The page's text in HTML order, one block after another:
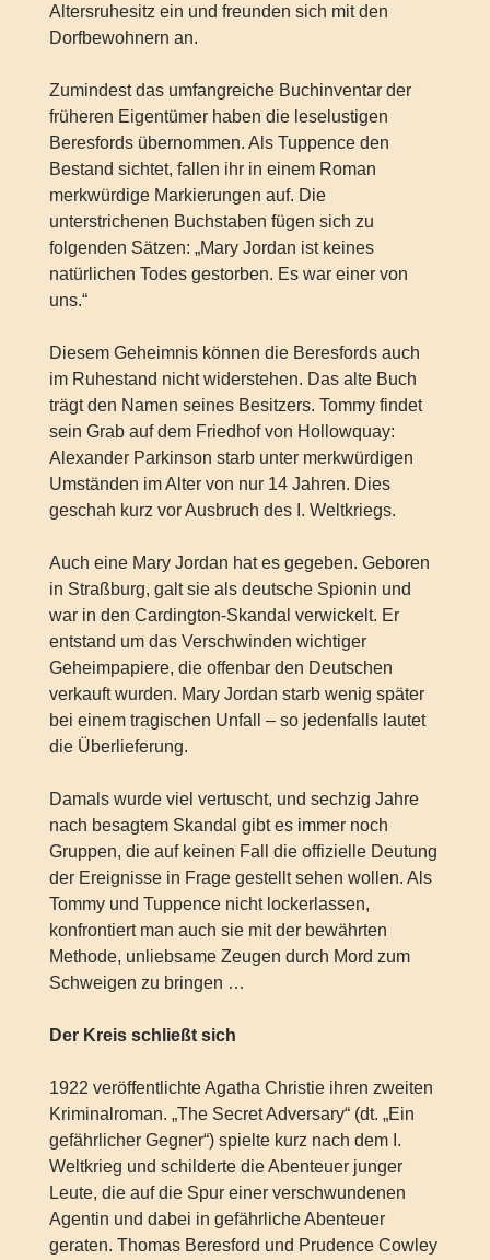
Altersruhesitz ein und freunden sich mit den
Dorfbewohnern an.
Zumindest das umfangreiche Buchinventar der
früheren Eigentümer haben die leselustigen
Beresfords übernommen. Als Tuppence den
Bestand sichtet, fallen ihr in einem Roman
merkwürdige Markierungen auf. Die
unterstrichenen Buchstaben fügen sich zu
folgenden Sätzen: „Mary Jordan ist keines
natürlichen Todes gestorben. Es war einer von
uns.“
Diesem Geheimnis können die Beresfords auch
im Ruhestand nicht widerstehen. Das alte Buch
trägt den Namen seines Besitzers. Tommy findet
sein Grab auf dem Friedhof von Hollowquay:
Alexander Parkinson starb unter merkwürdigen
Umständen im Alter von nur 14 Jahren. Dies
geschah kurz vor Ausbruch des I. Weltkriegs.
Auch eine Mary Jordan hat es gegeben. Geboren
in Straßburg, galt sie als deutsche Spionin und
war in den Cardington-Skandal verwickelt. Er
entstand um das Verschwinden wichtiger
Geheimpapiere, die offenbar den Deutschen
verkauft wurden. Mary Jordan starb wenig später
bei einem tragischen Unfall – so jedenfalls lautet
die Überlieferung.
Damals wurde viel vertuscht, und sechzig Jahre
nach besagtem Skandal gibt es immer noch
Gruppen, die auf keinen Fall die offizielle Deutung
der Ereignisse in Frage gestellt sehen wollen. Als
Tommy und Tuppence nicht lockerlassen,
konfrontiert man auch sie mit der bewährten
Methode, unliebsame Zeugen durch Mord zum
Schweigen zu bringen …
Der Kreis schließt sich
1922 veröffentlichte Agatha Christie ihren zweiten
Kriminalroman. „The Secret Adversary“ (dt. „Ein
gefährlicher Gegner“) spielte kurz nach dem I.
Weltkrieg und schilderte die Abenteuer junger
Leute, die auf die Spur einer verschwundenen
Agentin und dabei in gefährliche Abenteuer
geraten. Thomas Beresford und Prudence Cowley